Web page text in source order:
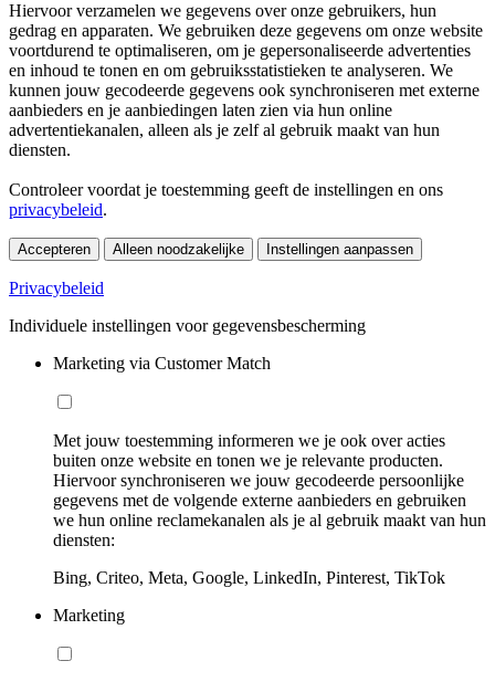
Hiervoor verzamelen we gegevens over onze gebruikers, hun
gedrag en apparaten. We gebruiken deze gegevens om onze website
voortdurend te optimaliseren, om je gepersonaliseerde advertenties
en inhoud te tonen en om gebruiksstatistieken te analyseren. We
kunnen jouw gecodeerde gegevens ook synchroniseren met externe
aanbieders en je aanbiedingen laten zien via hun online
advertentiekanalen, alleen als je zelf al gebruik maakt van hun
diensten.
Controleer voordat je toestemming geeft de instellingen en ons
privacybeleid.
Accepteren Alleen noodzakelijke Instellingen aanpassen
Privacybeleid
Individuele instellingen voor gegevensbescherming
Marketing via Customer Match
Met jouw toestemming informeren we je ook over acties
buiten onze website en tonen we je relevante producten.
Hiervoor synchroniseren we jouw gecodeerde persoonlijke
gegevens met de volgende externe aanbieders en gebruiken
we hun online reclamekanalen als je al gebruik maakt van hun
diensten:
Bing, Criteo, Meta, Google, LinkedIn, Pinterest, TikTok
Marketing